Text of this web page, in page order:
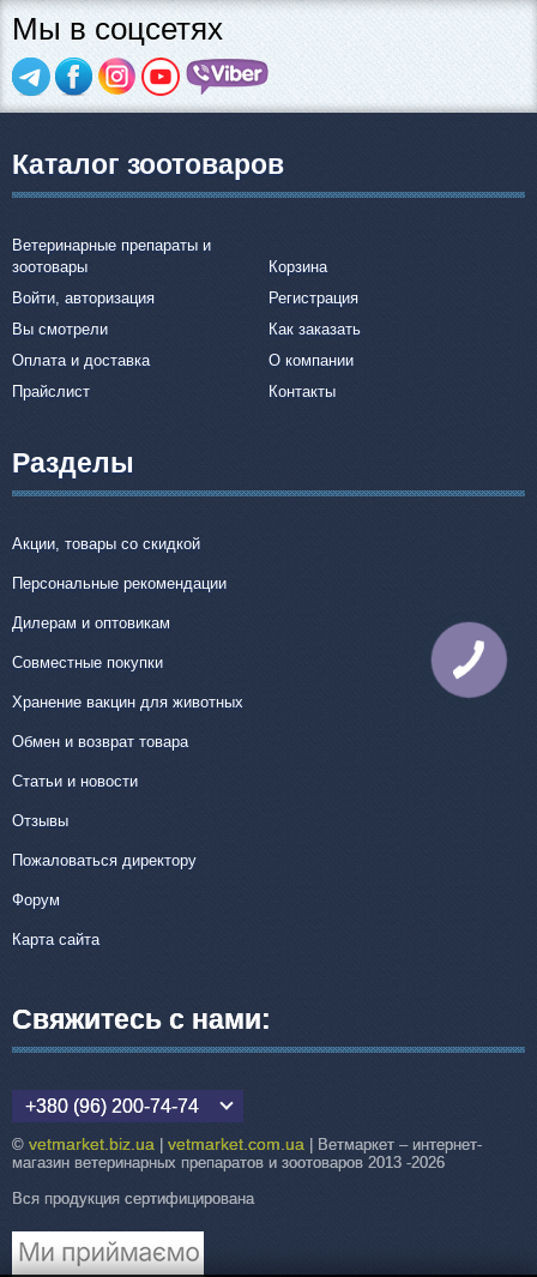
Мы в соцсетях
Каталог зоотоваров
Ветеринарные препараты и
зоотовары
Корзина
Войти, авторизация
Регистрация
Вы смотрели
Как заказать
Оплата и доставка
О компании
Прайслист
Контакты
Разделы
Акции, товары со скидкой
Персональные рекомендации
Дилерам и оптовикам
Совместные покупки
Хранение вакцин для животных
Обмен и возврат товара
Статьи и новости
Отзывы
Пожаловаться директору
Форум
Карта сайта
Свяжитесь с нами:
+380 (96) 200-74-74
© vetmarket.biz.ua | vetmarket.com.ua | Ветмаркет – интернет-
магазин ветеринарных препаратов и зоотоваров 2013 -2026
Вся продукция сертифицирована
КНОПКА
СВЯЗИ